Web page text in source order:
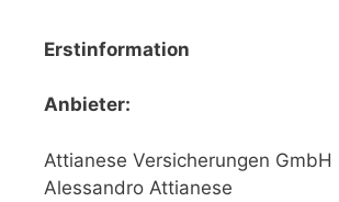
Erstinformation
Anbieter:
Attianese Versicherungen GmbH
Alessandro Attianese